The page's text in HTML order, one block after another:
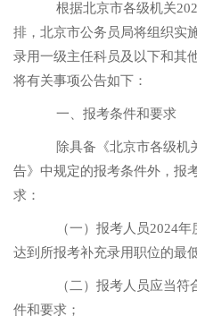
根据北京市各级机关
排，北京市公务员局将组织实
录用一级主任科员及以下和其
将有关事项公告如下：
一、报考条件和要求
除具备《北京市各级机
告》中规定的报考条件外，报
求：
（一）报考人员2024年
达到所报考补充录用职位的最
（二）报考人员应当
件和要求；